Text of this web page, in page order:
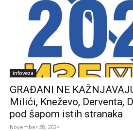
infoveza
GRAĐANI NE
Milići, Kneževo, Derventa,
pod šapom istih stranaka
November 28, 2024